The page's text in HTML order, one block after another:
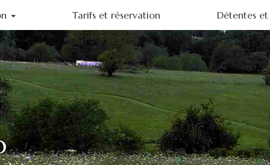
Tarifs et réservation Détentes